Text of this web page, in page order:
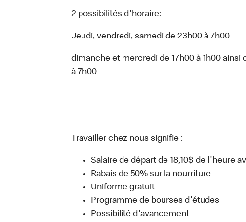
2 possibilités d'horaire:
Jeudi, vendredi, samedi de 23h00 à 7h00
dimanche et mercredi de 17h00 à 1h00
à 7h00
Travailler chez nous signifie :
Salaire de départ de 18,10$ de l'heure
Rabais de 50% sur la nourriture
Uniforme gratuit
Programme de bourses d'études
Possibilité d'avancement